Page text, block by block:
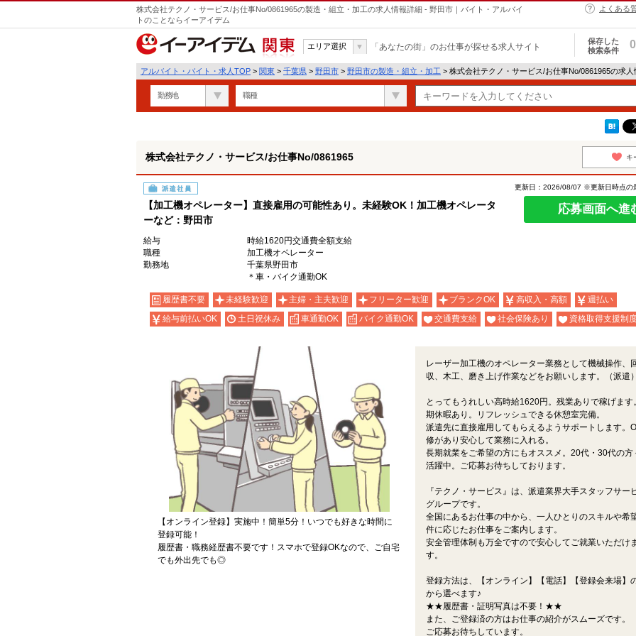
株式会社テクノ・サービス/お仕事No/0861965の製造・組立・加工の求人情報詳細 - 野田市｜バイト・アルバイ
トのことならイーアイデム
よくある
関東
エリア選択 「あなたの街」のお仕事が探せる求人サイト
保存した
検索条件
0
アルバイト・バイト・求人TOP > 関東 > 千葉県 > 野田市 > 野田市の製造・組立・加工 > 株式会社テクノ・サービス/お仕事No/0861965の求人
勤務地 職種
株式会社テクノ・サービス/お仕事No/0861965 キ
派遣社員
【加工機オペレーター】直接雇用の可能性あり。未経験OK！加工機オペレータ
ーなど：野田市
更新日：2026/08/07 ※更新日時点の
応募画面へ進
給与
時給1620円交通費全額支給
職種
加工機オペレーター
勤務地
千葉県野田市
＊車・バイク通勤OK
履歴書不要 未経験歓迎 主婦・主夫歓迎 フリーター歓迎 ブランクOK 高収入・高額
週払い
給与前払いOK
土日祝休み 車通勤OK バイク通勤OK 交通費支給 社会保険あり 資格取得支援制
【オンライン登録】実施中！簡単5分！いつでも好きな時間に
登録可能！
履歴書・職務経歴書不要です！スマホで登録OKなので、ご自宅
でも外出先でも◎
レーザー加工機のオペレーター業務として機械操作、
収、木工、磨き上げ作業などをお願いします。（派遣）
とってもうれしい高時給1620円。残業ありで稼げます
期休暇あり。リフレッシュできる休憩室完備。
派遣先に直接雇用してもらえるようサポートします。
修があり安心して業務に入れる。
長期就業をご希望の方にもオススメ。20代・30代の方
活躍中。ご応募お待ちしております。
『テクノ・サービス』は、派遣業界大手スタッフサー
グループです。
全国にあるお仕事の中から、一人ひとりのスキルや希
件に応じたお仕事をご案内します。
安全管理体制も万全ですので安心してご就業いただけま
す。
登録方法は、【オンライン】【電話】【登録会来場】
から選べます♪
★★履歴書・証明写真は不要！★★
また、ご登録済の方はお仕事の紹介がスムーズです。
ご応募お待ちしています。